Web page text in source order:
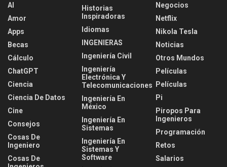
AI
Amor
Apps
Becas
Cálculo
ChatGPT
Ciencia
Ciencia De Datos
Cine
Consejos
Cosas De
Ingeniero
Cosas De
Historias
Inspiradoras
Idiomas
INGENIERAS
Ingeniería Civil
Ingeniería
Electrónica Y
Telecomunicaciones
Ingeniería En
México
Ingeniería En
Sistemas
Ingeniería En
Sistemas Y
Software
Negocios
Netflix
Nikola Tesla
Noticias
Otros Mundos
Películas
Películas
Pi
Piropos Para
Ingenieros
Programación
Retos
Salarios